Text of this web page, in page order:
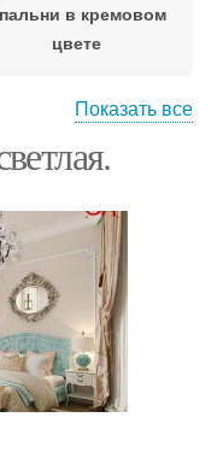
в кремовом
цвете
спальни
Показать все